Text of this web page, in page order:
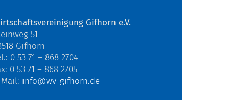
Gifhorn e.V.
51
Gifhorn
0 53 71 – 868 2704
0 53 71 – 868 2705
info@wv-gifhorn.de